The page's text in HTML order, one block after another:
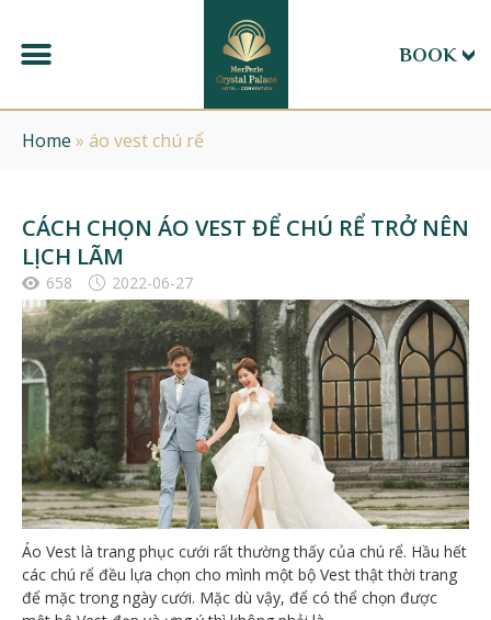
BOOK
Home » áo vest chú rể
CÁCH CHỌN ÁO VEST ĐỂ CHÚ RỂ TRỞ NÊN
LỊCH LÃM
658 2022-06-27
Áo Vest là trang phục cưới rất thường thấy của chú rể. Hầu hết
các chú rể đều lựa chọn cho mình một bộ Vest thật thời trang
để mặc trong ngày cưới. Mặc dù vậy, để có thể chọn được